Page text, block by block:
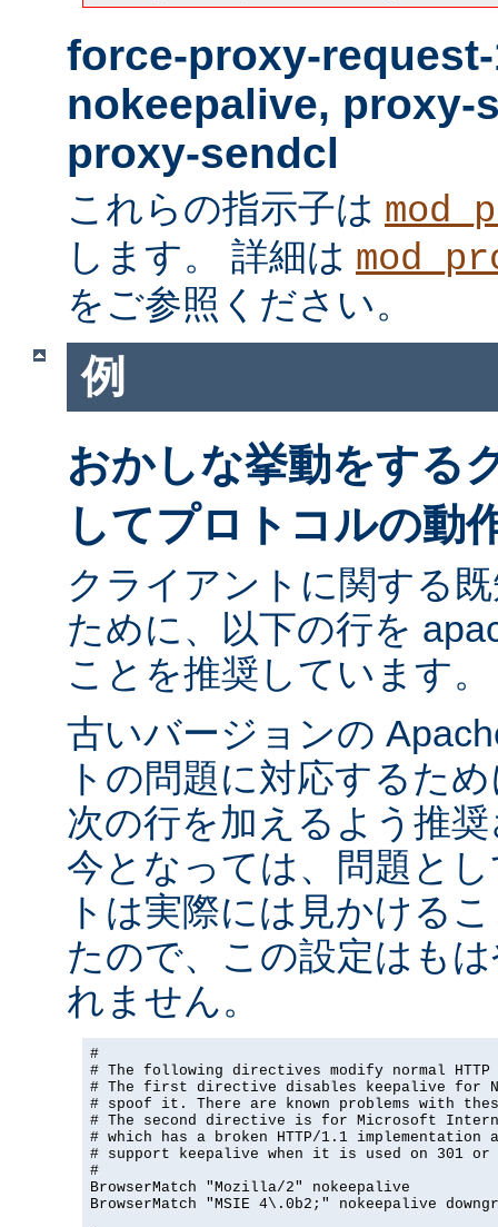
force-proxy-
nokeepalive, proxy-
proxy-sendcl
これらの指示子は
します。 詳細は
をご参照ください。
例
おかしな挙動をする
してプロトコルの動
クライアントに関する
ために、以下の行を
ことを推奨しています。
古いバージョンの
トの問題に対応するた
次の行を加えるよう推
今となっては、問題と
トは実際には見かける
たので、この設定はも
れません。
#
# The following directives modify normal HTTP
# The first directive disables keepalive for
# spoof it. There are known problems with
# The second directive is for Microsoft
# which has a broken HTTP/1.1 implementation
# support keepalive when it is used on 301
#
BrowserMatch "Mozilla/2" nokeepalive
BrowserMatch "MSIE 4\.0b2;" nokeepalive